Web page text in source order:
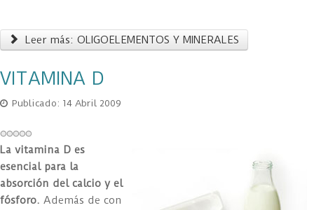
Leer más: OLIGOELEMENTOS Y MINERALES
VITAMINA D
Publicado: 14 Abril 2009
La vitamina D es
esencial para la
absorción del calcio y el
fósforo. Además de con